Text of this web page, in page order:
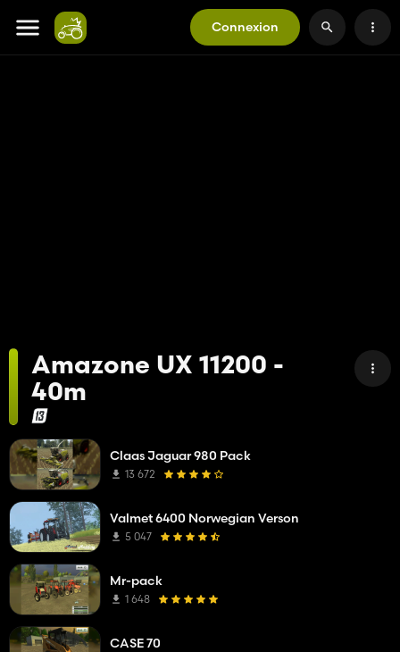
Connexion
Amazone UX 11200 -
40m
Claas Jaguar 980 Pack
13 672
Valmet 6400 Norwegian Verson
5 047
Mr-pack
1 648
CASE 70